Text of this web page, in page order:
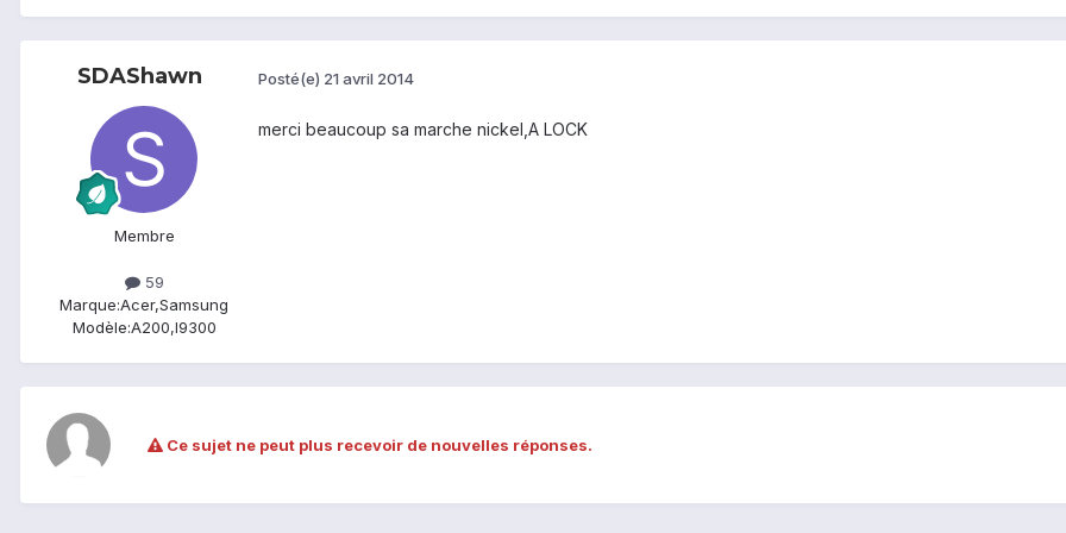
SDAShawn
Membre
59
Marque:Acer,Samsung
Modèle:A200,I9300
Posté(e) 21 avril 2014
merci beaucoup sa marche nickel,A LOCK
Ce sujet ne peut plus recevoir de nouvelles réponses.